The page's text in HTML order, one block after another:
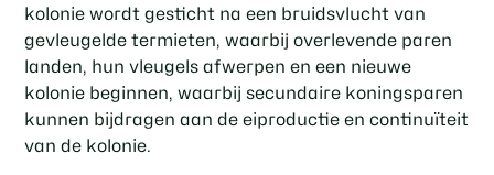
kolonie wordt gesticht na een bruidsvlucht van
gevleugelde termieten, waarbij overlevende paren
landen, hun vleugels afwerpen en een nieuwe
kolonie beginnen, waarbij secundaire koningsparen
kunnen bijdragen aan de eiproductie en continuïteit
van de kolonie.